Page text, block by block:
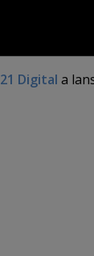
21 Digital a